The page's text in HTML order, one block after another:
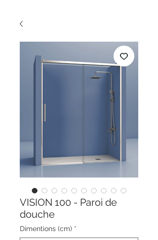
VISION 100 - Paroi de
douche
Dimentions (cm) *